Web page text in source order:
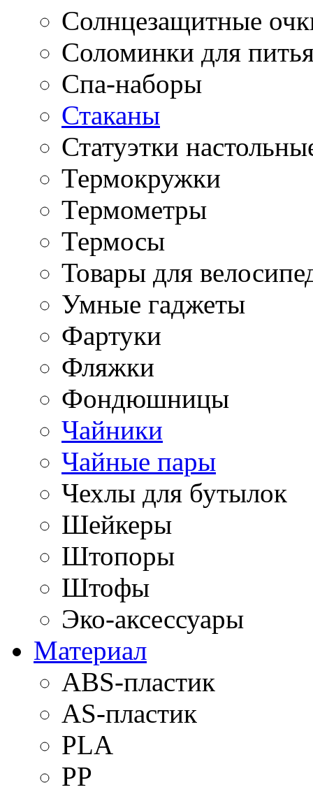
Солнцезащитные
Соломинки для
Спа-наборы
Стаканы
Статуэтки
Термокружки
Термометры
Термосы
Товары для
Умные гаджеты
Фартуки
Фляжки
Фондюшницы
Чайники
Чайные пары
Чехлы для бутылок
Шейкеры
Штопоры
Штофы
Эко-аксессуары
Материал
ABS-пластик
AS-пластик
PLA
PP